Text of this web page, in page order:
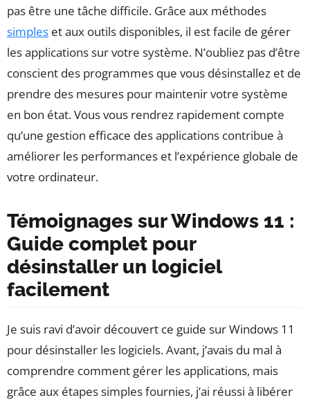
pas être une tâche difficile. Grâce aux méthodes
simples et aux outils disponibles, il est facile de gérer
les applications sur votre système. N’oubliez pas d’être
conscient des programmes que vous désinstallez et de
prendre des mesures pour maintenir votre système
en bon état. Vous vous rendrez rapidement compte
qu’une gestion efficace des applications contribue à
améliorer les performances et l’expérience globale de
votre ordinateur.
Témoignages sur Windows 11 :
Guide complet pour
désinstaller un logiciel
facilement
Je suis ravi d’avoir découvert ce guide sur Windows 11
pour désinstaller les logiciels. Avant, j’avais du mal à
comprendre comment gérer les applications, mais
grâce aux étapes simples fournies, j’ai réussi à libérer